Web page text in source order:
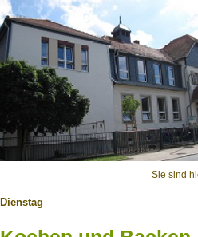
Sie sind
Dienstag